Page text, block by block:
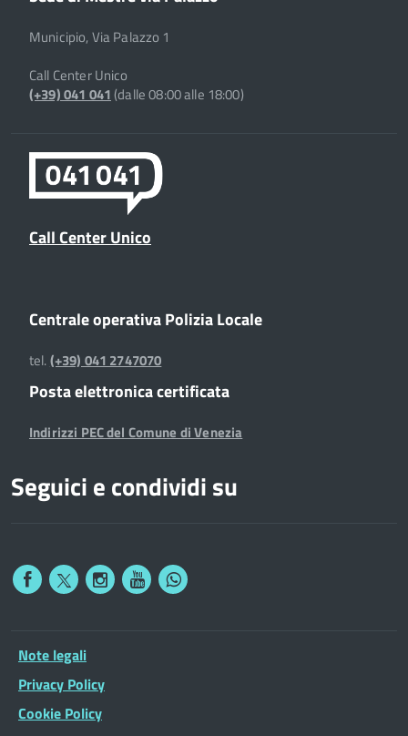
Municipio, Via Palazzo 1
Call Center Unico
(+39) 041 041(dalle 08:00 alle 18:00)
Call Center Unico
Centrale operativa Polizia Locale
tel.(+39) 041 2747070
Posta elettronica certificata
Indirizzi PEC del Comune di Venezia
Seguici e condividi su
Note legali
Privacy Policy
Cookie Policy